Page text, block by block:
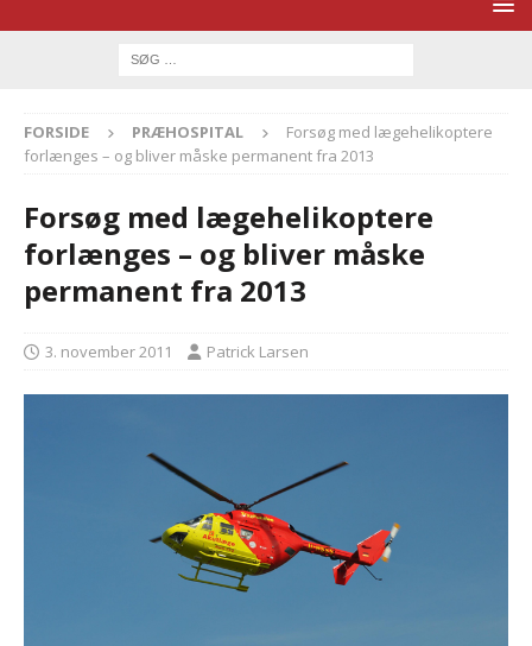
FORSIDE PRÆHOSPITAL
Forsøg med lægehelikoptere
forlænges – og bliver måske permanent fra 2013
Forsøg med lægehelikoptere
forlænges – og bliver måske
permanent fra 2013
3. november 2011 Patrick Larsen